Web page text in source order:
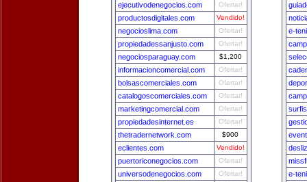
ejecutivodenegocios.com Ofertar!
productosdigitales.com Vendido!
negocioslima.com Ofertar!
propiedadessanjusto.com Ofertar!
negociosparaguay.com $1,200
informacioncomercial.com Ofertar!
bolsascomerciales.com Ofertar!
catalogoscomerciales.com Ofertar!
marketingcomercial.com Ofertar!
propiedadesinternet.es Ofertar!
thetradernetwork.com $900
eclientes.com Vendido!
puertoriconegocios.com Ofertar!
universodenegocios.com Ofertar!
e-
e-